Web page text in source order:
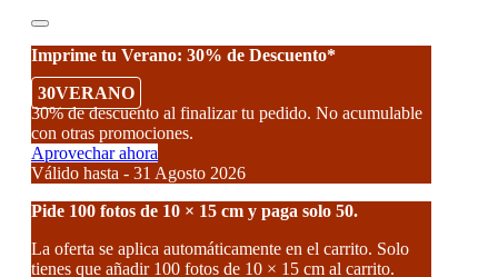
Imprime tu Verano: 30% de Descuento*
30VERANO
30% de descuento al finalizar tu pedido. No acumulable
con otras promociones.
Aprovechar ahora
Válido hasta - 31 Agosto 2026
Pide 100 fotos de 10 × 15 cm y paga solo 50.
La oferta se aplica automáticamente en el carrito. Solo
tienes que añadir 100 fotos de 10 × 15 cm al carrito.